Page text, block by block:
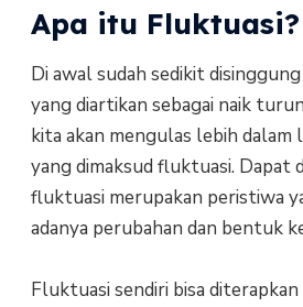
Apa itu Fluktuasi?
Di awal sudah sedikit
yang diartikan sebagai naik
kita akan mengulas lebih dalam
yang dimaksud fluktuasi. Dapat
fluktuasi merupakan peristiwa
adanya perubahan dan bentuk
Fluktuasi sendiri bisa diterapkan